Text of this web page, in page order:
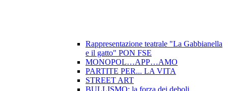
Rappresentazione teatrale "La Gabbianella
e il gatto" PON FSE
MONOPOL…APP…AMO
PARTITE PER... LA VITA
STREET ART